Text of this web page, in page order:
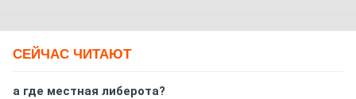
СЕЙЧАС ЧИТАЮТ
а где местная либерота?